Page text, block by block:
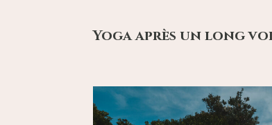
Yoga après un long